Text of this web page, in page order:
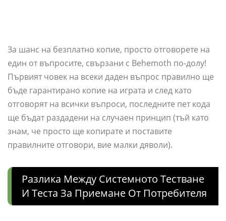
За шанс на безплатно копие, просто отговорете на
един от въпросите, свързани с Behemoth по-долу!
Първият човек на всеки даден въпрос правилно ще
бъде гарантирано копие на играта и след като
отговорят на всички въпроси, последните пет кода
ще бъдат раздадени на случаен принцип (тъй като
знам, че просто ще копирате и поставите
правилните отговори, вие малки дяволи).
Разлика Между Системното Тестване
И Теста За Приемане От Потребителя